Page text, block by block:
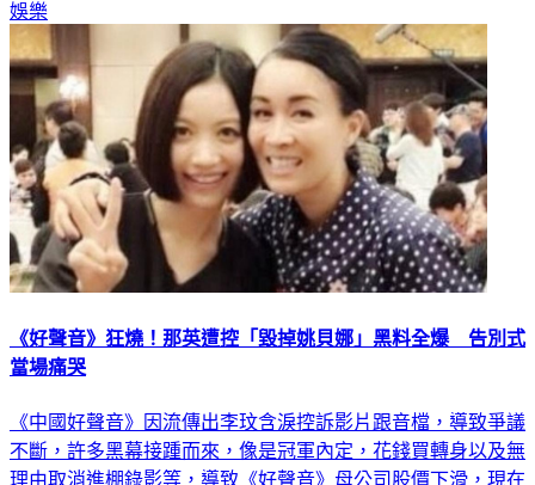
娛樂
《好聲音》狂燒！那英遭控「毀掉姚貝娜」黑料全爆 告別式
當場痛哭
《中國好聲音》因流傳出李玟含淚控訴影片跟音檔，導致爭議
不斷，許多黑幕接踵而來，像是冠軍內定，花錢買轉身以及無
理由取消進棚錄影等，導致《好聲音》母公司股價下滑，現在